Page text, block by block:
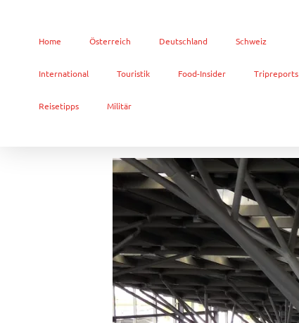
Home Österreich Deutschland Schweiz
International Touristik Food-Insider Tripreports
Reisetipps Militär